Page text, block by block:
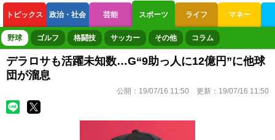
トピックス 政治・社会 芸能 スポーツ ライフ マネー
ボートレース 競輪 オートレース
野球 ゴルフ 格闘技 サッカー その他 コラム
デラロサも活躍未知数…G“9助っ人に12億円”に他球
団が溜息
公開： 19/07/16 11:50 更新： 19/07/16 11:50